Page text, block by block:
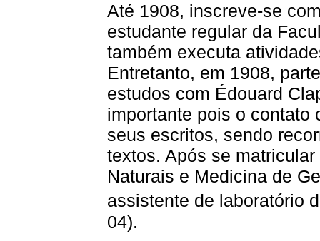
Até 1908, inscreve-se
estudante regular da
também executa
Entretanto, em 1908,
estudos com Édouard
importante pois o contato
seus escritos, sendo
textos. Após se
Naturais e Medicina de
assistente de laboratório
04).